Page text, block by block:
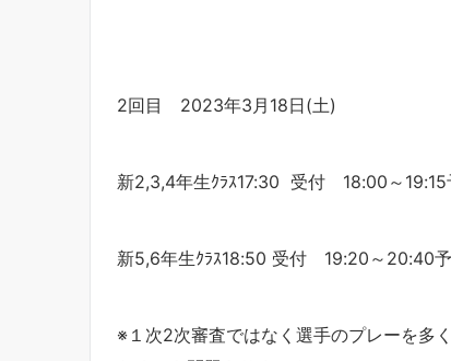
2回目 2023年3月18日(土)
新2,3,4年生ｸﾗｽ17:30 受付 18:00～19:15
新5,6年生ｸﾗｽ18:50 受付 19:20～20:40
※１次2次審査ではなく選手のプレーを多